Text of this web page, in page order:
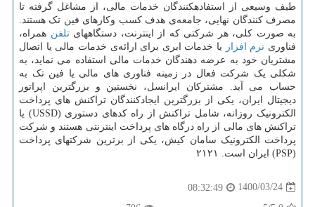
طیف وسیعی از استفاده‎کنندگان خدمات مالی، از مشاغل گرفته تا
مصرف کنندگان نهایی، جامعه‌ی هدف کسب وکارهای فین تک هستند.
به صورت کلی، هر شرکتی که از اینترنت، دستگاههایتلفن همراه،
فناوری نرم افزار
یا خدمات ابری برای ارائه‌ی خدمات مالی یا اتصال
مشتریان خود به عرضه دهندگان خدمات مالی استفاده می نماید، به
شکلی یک شرکت فعال در زمینه فناوری های مالی یا فین تک به
حساب می آید. مشترکان ایرانسل، نخستین و بزرگترین اپراتور
دیجیتال ایران، یکی از بزرگترین ایجادکنندگان تراکنش های پرداخت
الکترونیک روزانه، شامل تراکنش از راه کدهای دستوری (USSD) یا
تراکنش های مالی از راه درگاه های پرداخت اینترنتی هستند و شرکت
پرداخت الکترونیک سامان کیش، یکی از برترین شرکتهای پرداخت
(PSP) ایران است. ۲۱۲۱
1400/03/24
08:32:49